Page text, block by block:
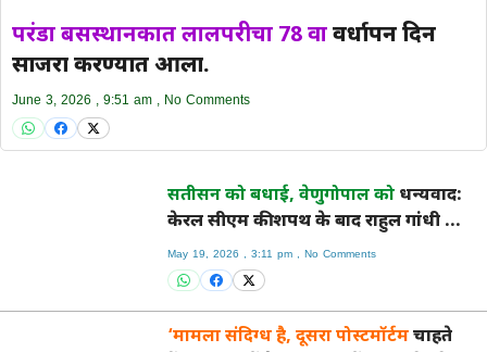
परंडा बसस्थानकात लालपरीचा 78 वावर्धापन दिन
साजरा करण्यात आला.
June 3, 2026 9:51 am No Comments
सतीसन को बधाई, वेणुगोपाल को धन्यवाद:
केरल सीएम की शपथ के बाद राहुल गांधी का
अच्छा संतुलन
May 19, 2026 3:11 pm No Comments
‘मामला संदिग्ध है, दूसरा पोस्टमॉर्टमचाहते